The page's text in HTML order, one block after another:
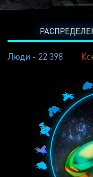
Люди - 22 398